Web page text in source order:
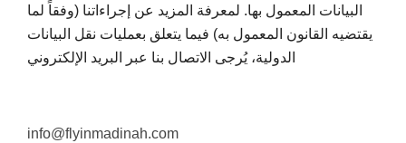
البيانات المعمول بها. لمعرفة المزيد عن إجراءاتنا (وفقاً لما
يقتضيه القانون المعمول به) فيما يتعلق بعمليات نقل البيانات
الدولية، يُرجى الاتصال بنا عبر البريد الإلكتروني
info@flyinmadinah.com